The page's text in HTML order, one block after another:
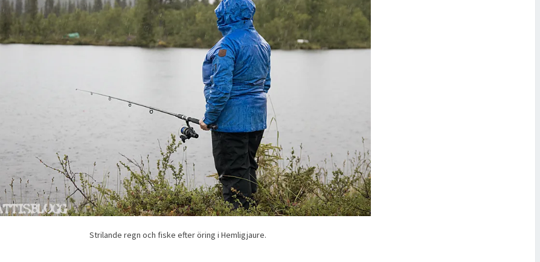
Strilande regn och fiske efter öring i Hemligjaure.